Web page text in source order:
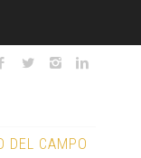
DEL CAMPO